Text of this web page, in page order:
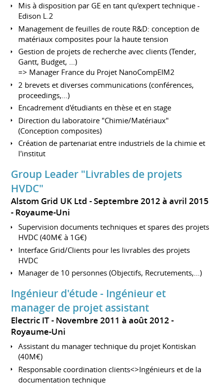
Mis à disposition par GE en tant qu'expert technique -
Edison L.2
Management de feuilles de route R&D: conception de
matériaux composites pour la haute tension
Gestion de projets de recherche avec clients (Tender,
Gantt, Budget, ...)
=> Manager France du Projet NanoCompEIM2
2 brevets et diverses communications (conférences,
proceedings,...)
Encadrement d'étudiants en thèse et en stage
Direction du laboratoire "Chimie/Matériaux"
(Conception composites)
Création de partenariat entre industriels de la chimie et
l'institut
Group Leader "Livrables de projets
HVDC"
Alstom Grid UK Ltd
Septembre 2012 à avril 2015
Royaume-Uni
Supervision documents techniques et spares des projets
HVDC (40M€ à 1G€)
Interface Grid/Clients pour les livrables des projets
HVDC
Manager de 10 personnes (Objectifs, Recrutements,...)
Ingénieur d'étude - Ingénieur et
manager de projet assistant
Electric IT
Novembre 2011 à août 2012
Royaume-Uni
Assistant du manager technique du projet Kontiskan
(40M€)
Responsable coordination clients<>Ingénieurs et de la
documentation technique